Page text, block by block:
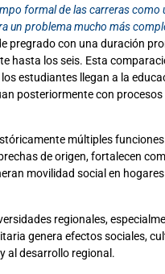
formal de las carreras como
un problema mucho más
pregrado con una duración
hasta los seis. Esta
estudiantes llegan a la
posteriormente con procesos
múltiples
de origen, fortalecen
movilidad social en
regionales,
genera efectos sociales,
al desarrollo regional.